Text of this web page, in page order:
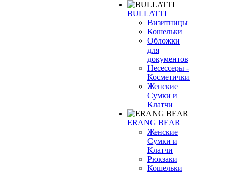
BULLATTI
Визитницы
Кошельки
Обложки
для
документов
Несессеры -
Косметички
Женские
Сумки и
Клатчи
ERANG BEAR
Женские
Сумки и
Клатчи
Рюкзаки
Кошельки